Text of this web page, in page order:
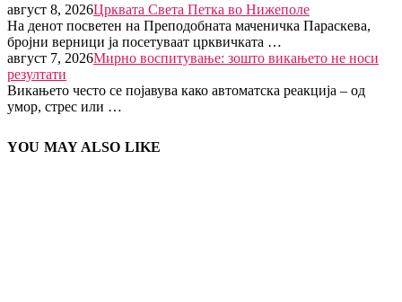
август 8, 2026Црквата Света Петка во Нижеполе
На денот посветен на Преподобната маченичка Параскева,
бројни верници ја посетуваат црквичката …
август 7, 2026Мирно воспитување: зошто викањето не носи
резултати
Викањето често се појавува како автоматска реакција – од
умор, стрес или …
YOU MAY ALSO LIKE